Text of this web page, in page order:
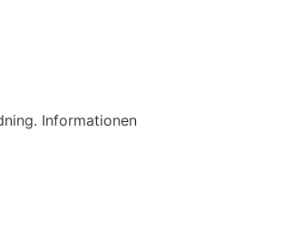
Informationen